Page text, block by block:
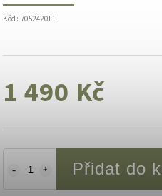
Kód: 705242011
1 490 Kč
Přidat do